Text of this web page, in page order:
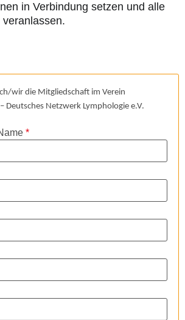
in Verbindung setzen und alle
wir die Mitgliedschaft im Verein
Deutsches Netzwerk Lymphologie e.V.
*